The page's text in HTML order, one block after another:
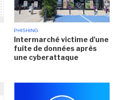
PHISHING
Intermarché victime d'une
fuite de données après
une cyberattaque